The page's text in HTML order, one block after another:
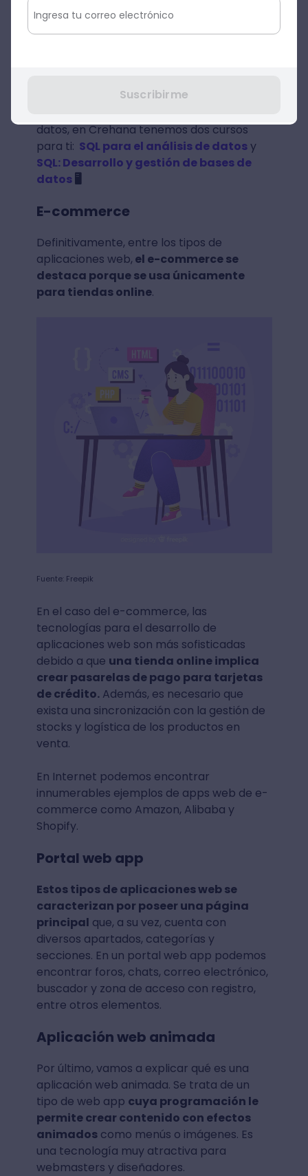
aplicaciones web dinámicas son una de las
más empleadas porque son ideales para
datos, en Crehana tenemos dos cursos
para ti: SQL para el análisis de datosy
SQL: Desarrollo y gestión de bases de
datos🖥️
E-commerce
Definitivamente, entre los tipos de
aplicaciones web, el e-commerce se
destaca porque se usa únicamente
para tiendas online.
Fuente: Freepik
En el caso del e-commerce, las
tecnologías para el desarrollo de
aplicaciones web son más sofisticadas
debido a que una tienda online implica
crear pasarelas de pago para tarjetas
de crédito.Además, es necesario que
exista una sincronización con la gestión de
stocks y logística de los productos en
venta.
En Internet podemos encontrar
innumerables ejemplos de apps web de e-
commerce como Amazon, Alibaba y
Shopify.
Portal web app
Estos tipos de aplicaciones web se
caracterizan por poseer una página
principal que, a su vez, cuenta con
diversos apartados, categorías y
secciones. En un portal web app podemos
encontrar foros, chats, correo electrónico,
buscador y zona de acceso con registro,
entre otros elementos.
Aplicación web animada
Por último, vamos a explicar qué es una
aplicación web animada. Se trata de un
tipo de web app cuya programación le
permite crear contenido con efectos
animadoscomo menús o imágenes. Es
una tecnología muy atractiva para
webmasters y diseñadores.
Suscribirme